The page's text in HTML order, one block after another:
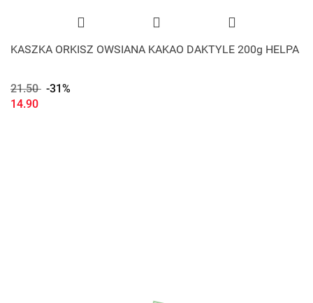
KASZKA ORKISZ OWSIANA KAKAO DAKTYLE 200g HELPA
21.50 -31%
14.90